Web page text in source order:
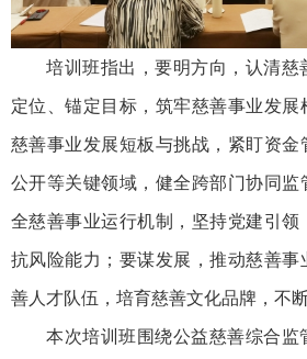
培训班指出，要明方向，认清慈
定位、锚定目标，筑牢慈善事业发
慈善事业发展短板与挑战，紧盯资金
公开等关键领域，健全跨部门协同监
全慈善事业运行机制，坚持党建引领
抗风险能力；要谋发展，推动慈善事
善人才队伍，培育慈善文化品牌，不
本次培训班围绕公益慈善综合监